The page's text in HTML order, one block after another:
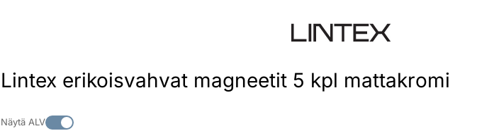
Lintex erikoisvahvat magneetit 5 kpl mattakromi
Näytä ALV